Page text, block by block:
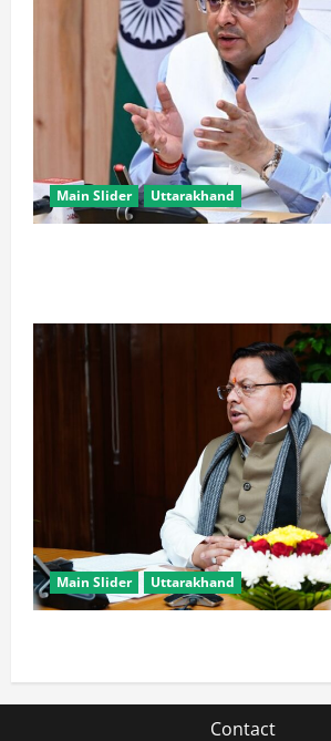
Main Slider Uttarakhand
Main Slider Uttarakhand
Contact